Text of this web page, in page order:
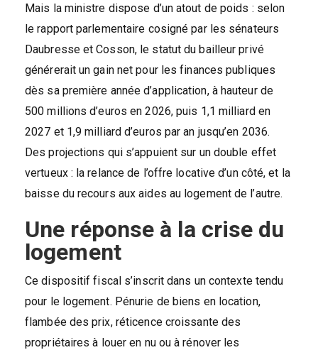
Mais la ministre dispose d’un atout de poids : selon
le rapport parlementaire cosigné par les sénateurs
Daubresse et Cosson, le statut du bailleur privé
générerait un gain net pour les finances publiques
dès sa première année d’application, à hauteur de
500 millions d’euros en 2026, puis 1,1 milliard en
2027 et 1,9 milliard d’euros par an jusqu’en 2036.
Des projections qui s’appuient sur un double effet
vertueux : la relance de l’offre locative d’un côté, et la
baisse du recours aux aides au logement de l’autre.
Une réponse à la crise du
logement
Ce dispositif fiscal s’inscrit dans un contexte tendu
pour le logement. Pénurie de biens en location,
flambée des prix, réticence croissante des
propriétaires à louer en nu ou à rénover les